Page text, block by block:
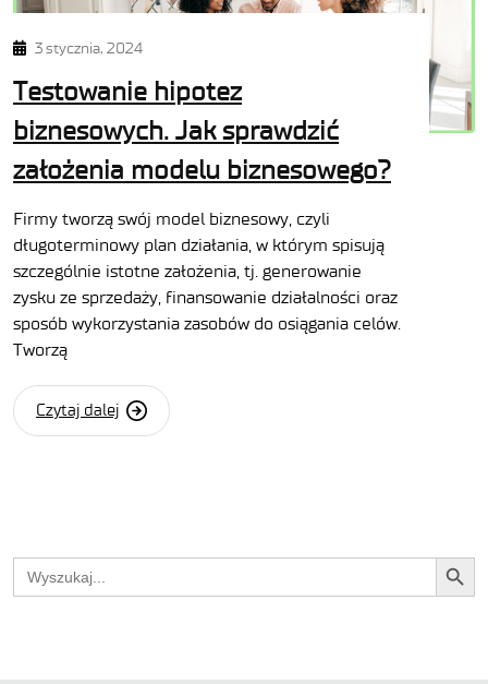
3 stycznia, 2024
Testowanie hipotez
biznesowych. Jak sprawdzić
założenia modelu biznesowego?
Firmy tworzą swój model biznesowy, czyli
długoterminowy plan działania, w którym spisują
szczególnie istotne założenia, tj. generowanie
zysku ze sprzedaży, finansowanie działalności oraz
sposób wykorzystania zasobów do osiągania celów.
Tworzą
Czytaj dalej
Search
for:
Search Button